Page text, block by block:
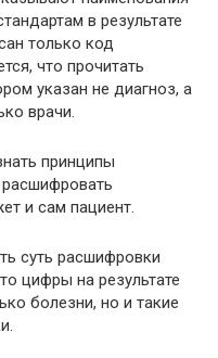
в результате
только код
что прочитать
указан не диагноз, а
врачи.
принципы
расшифровать
и сам пациент.
суть расшифровки
цифры на результате
болезни, но и такие